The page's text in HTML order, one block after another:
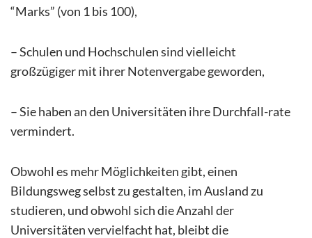
“Marks” (von 1 bis 100),
– Schulen und Hochschulen sind vielleicht
großzügiger mit ihrer Notenvergabe geworden,
– Sie haben an den Universitäten ihre Durchfall-rate
vermindert.
Obwohl es mehr Möglichkeiten gibt, einen
Bildungsweg selbst zu gestalten, im Ausland zu
studieren, und obwohl sich die Anzahl der
Universitäten vervielfacht hat, bleibt die